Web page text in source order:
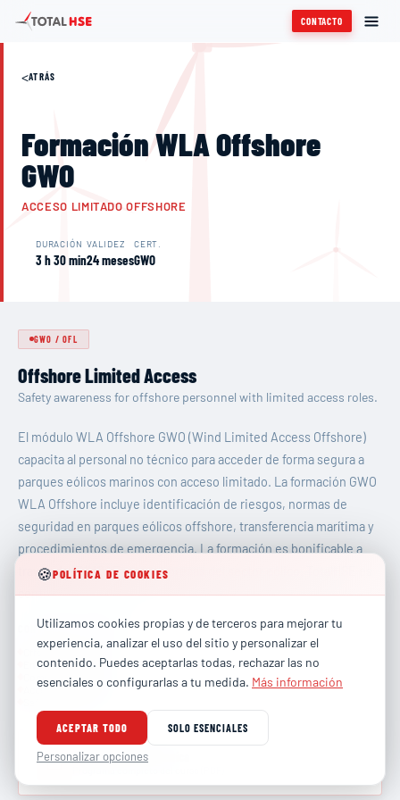
CONTACTO
<ATRÁS
Formación WLA Offshore
GWO
ACCESO LIMITADO OFFSHORE
DURACIÓN
3 h 30 min
VALIDEZ
24 meses
CERT.
GWO
GWO /OFL
Offshore Limited Access
Safety awareness for offshore personnel with limited access roles.
El módulo WLA Offshore GWO (Wind Limited Access Offshore)
capacita al personal no técnico para acceder de forma segura a
parques eólicos marinos con acceso limitado. La formación GWO
WLA Offshore incluye identificación de riesgos, normas de
seguridad en parques eólicos offshore, transferencia marítima y
procedimientos de emergencia. La formación es bonificable a
través de FUNDAE para empresas del sector eólico. TotalHSE es
centro homologado GWO en España con certificación oficial.
CONTENIDO DEL MÓDULO
Offshore hazards
Emergency response
Communication
Access procedures
Descargar Ficha Técnica
🍪POLÍTICA DE COOKIES
Utilizamos cookies propias y de terceros para mejorar tu
experiencia, analizar el uso del sitio y personalizar el
contenido. Puedes aceptarlas todas, rechazar las no
esenciales o configurarlas a tu medida. Más información
ACEPTAR TODO SOLO ESENCIALES
Personalizar opciones